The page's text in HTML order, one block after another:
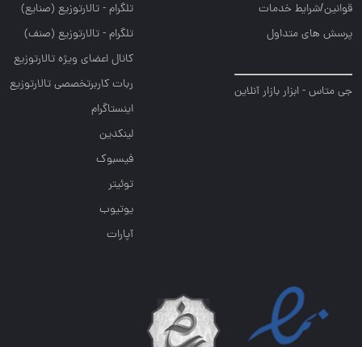
قوانین/شرایط خدمات
پرسش های متداول
جی متاس - ابزار بازار آنلاین
تلگرام - تالارتوزيع (صنايع)
تلگرام - تالارتوزیع (صنف)
کانال اعضای ویژه تالارتوزیع
ربات کاربرتخصصی تالارتوزیع
اینستاگرام
لینکدین
فیسبوک
توئیتر
یوتیوب
آپارات